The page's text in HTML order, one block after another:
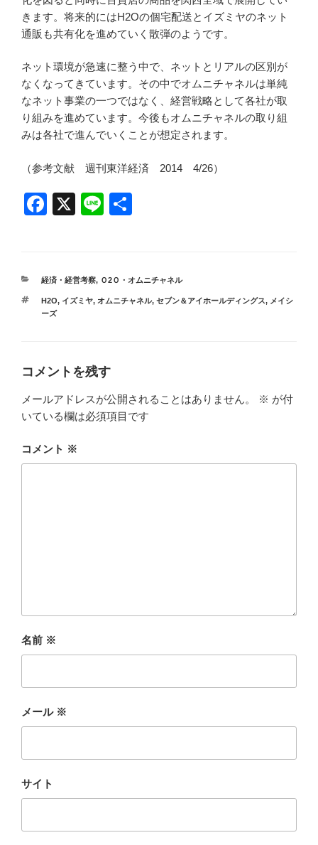
きます。将来的にはH2Oの個宅配送とイズミヤのネット
通販も共有化を進めていく散弾のようです。
ネット環境が急速に整う中で、ネットとリアルの区別が
なくなってきています。その中でオムニチャネルは単純
なネット事業の一つではなく、経営戦略として各社が取
り組みを進めています。今後もオムニチャネルの取り組
みは各社で進んでいくことが想定されます。
（参考文献 週刊東洋経済 2014 4/26）
F
e
b
o
k
X
Li
カ
ゴ
経済・経営考察, Ｏ2Ｏ・オムニチャネル
タ
グ
H2O, イズミヤ, オムニチャネル, セブン＆アイホールディングス, メイシ
ーズ
コメントを残す
メールアドレスが公開されることはありません。 ※ が付
いている欄は必須項目です
コメント ※
名前 ※
メール ※
サイト